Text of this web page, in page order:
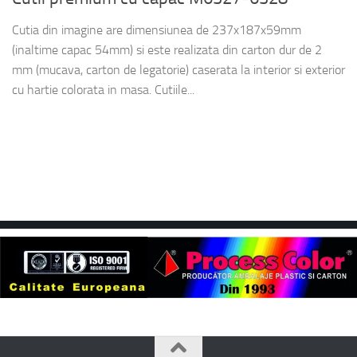
Cutia din imagine are dimensiunea de 237x187x59mm
(inaltime capac 54mm) si este realizata din carton dur de 2
mm (mucava, carton de legatorie) caserata la interior si exterior
cu hartie colorata in masa. Cutiile...